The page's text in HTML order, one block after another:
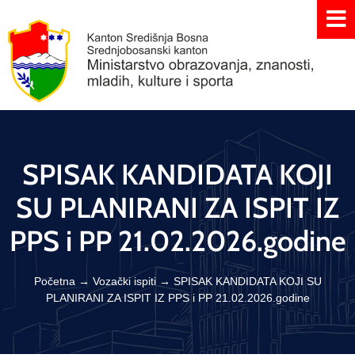
SPISAK KANDIDATA KOJI
SU PLANIRANI ZA ISPIT IZ
PPS i PP 21.02.2026.godine
Početna → Vozački ispiti→ SPISAK KANDIDATA KOJI SU
PLANIRANI ZA ISPIT IZ PPS i PP 21.02.2026.godine